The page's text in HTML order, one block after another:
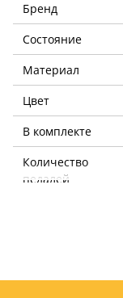
Бренд
Состояние
Материал
Цвет
В комплекте
Количество
педалей